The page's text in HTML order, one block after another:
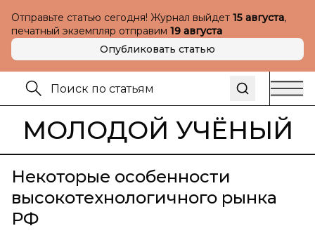
Отправьте статью сегодня! Журнал выйдет 15 августа,
печатный экземпляр отправим 19 августа
Опубликовать статью
МОЛОДОЙ УЧЁНЫЙ
Некоторые особенности
высокотехнологичного рынка
РФ